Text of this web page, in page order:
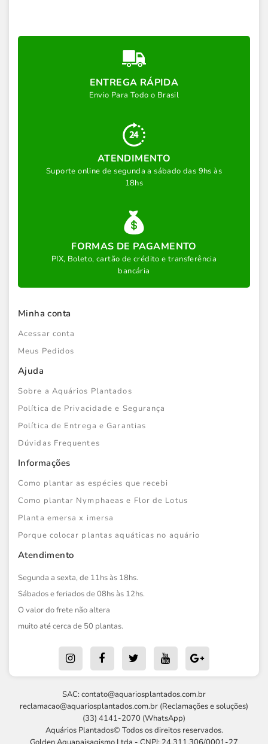
ENTREGA RÁPIDA
Envio Para Todo o Brasil
ATENDIMENTO
Suporte online de segunda a sábado das 9hs às
18hs
FORMAS DE PAGAMENTO
PIX, Boleto, cartão de crédito e transferência
bancária
Minha conta
Acessar conta
Meus Pedidos
Ajuda
Sobre a Aquários Plantados
Política de Privacidade e Segurança
Política de Entrega e Garantias
Dúvidas Frequentes
Informações
Como plantar as espécies que recebi
Como plantar Nymphaeas e Flor de Lotus
Planta emersa x imersa
Porque colocar plantas aquáticas no aquário
Atendimento
Segunda a sexta, de 11hs às 18hs.
Sábados e feriados de 08hs às 12hs.
O valor do frete não altera
muito até cerca de 50 plantas.
SAC: contato@aquariosplantados.com.br
reclamacao@aquariosplantados.com.br (Reclamações e soluções)
(33) 4141-2070 (WhatsApp)
Aquários Plantados© Todos os direitos reservados.